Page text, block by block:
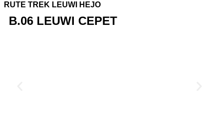
RUTE TREK LEUWI HEJO
B.06 LEUWI CEPET